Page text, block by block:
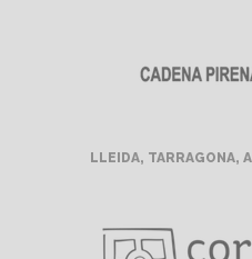
LLEIDA, TARRAGONA,